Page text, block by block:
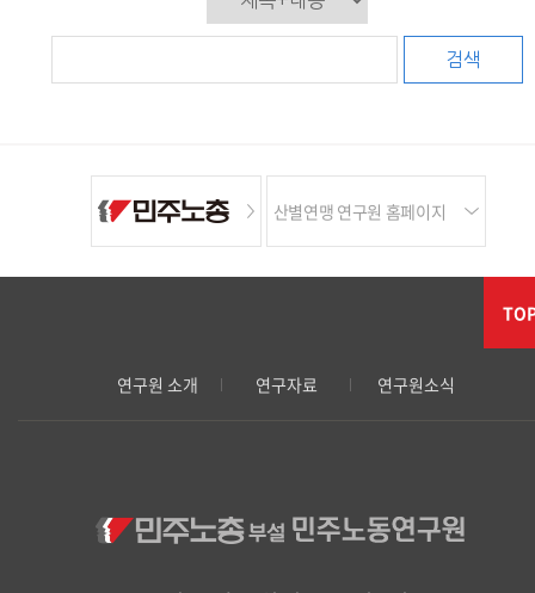
검색
산별연맹 연구원 홈페이지
연구원 소개 연구자료 연구원소식